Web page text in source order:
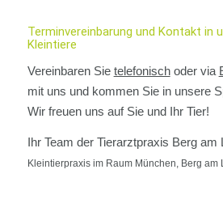
Terminvereinbarung und Kontakt in
Kleintiere
Vereinbaren Sie telefonischoder via
mit uns und kommen Sie in unsere
Wir freuen uns auf Sie und Ihr Tier!
Ihr Team der Tierarztpraxis Berg am
Kleintierpraxis im Raum München, Berg am